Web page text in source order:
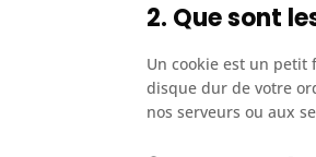
2. Que sont
Un cookie est un petit
disque dur de votre
nos serveurs ou aux